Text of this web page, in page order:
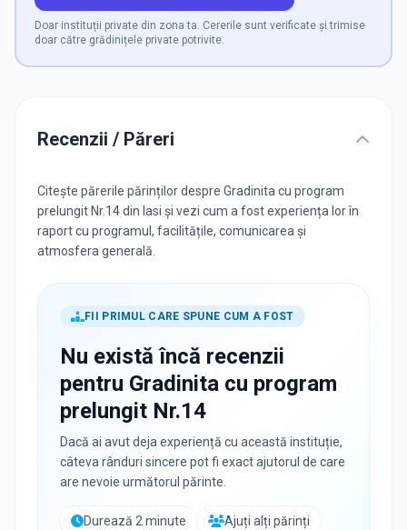
Doar instituții private din zona ta. Cererile sunt verificate și trimise
doar către grădinițele private potrivite.
Recenzii / Păreri
Citește părerile părinților despre Gradinita cu program
prelungit Nr.14 din Iasi și vezi cum a fost experiența lor în
raport cu programul, facilitățile, comunicarea și
atmosfera generală.
FII PRIMUL CARE SPUNE CUM A FOST
Nu există încă recenzii
pentru Gradinita cu program
prelungit Nr.14
Dacă ai avut deja experiență cu această instituție,
câteva rânduri sincere pot fi exact ajutorul de care
are nevoie următorul părinte.
Durează 2 minute
Ajuți alți părinți